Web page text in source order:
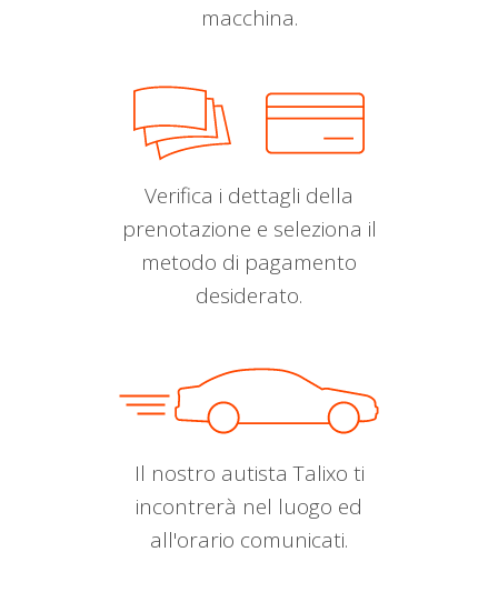
macchina.
Verifica i dettagli della
prenotazione e seleziona il
metodo di pagamento
desiderato.
Il nostro autista Talixo ti
incontrerà nel luogo ed
all'orario comunicati.